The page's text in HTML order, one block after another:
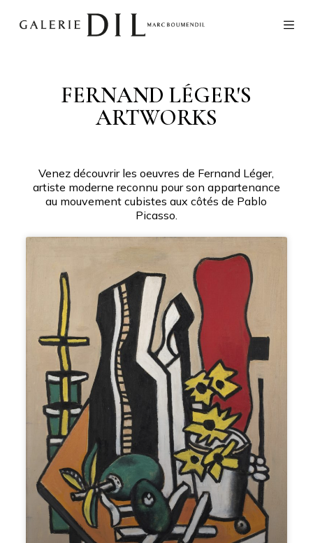
k
FERNAND LÉGER'S
ARTWORKS
Venez découvrir les oeuvres de Fernand Léger,
artiste moderne reconnu pour son appartenance
au mouvement cubistes aux côtés de Pablo
Picasso.